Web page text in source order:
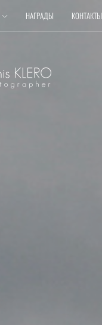
НАГРАДЫ КОНТАКТЫ